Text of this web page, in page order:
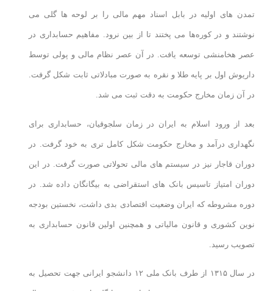
تمدن های اولیه در بابل اسناد مهم مالی را بر لوحه ها گلی می
نوشتند و در کوره‌ها می پختند تا از بین نرود. مفاهیم حسابداری در
عصر هخامنشی توسعه یافت. در آن عصر نظام مالی و پولی توسط
داریوش اول بر پایه طلا و نقره به صورت مبادلاتی ثابت شکل گرفت.
در آن زمان مخارج حکومت به دقت ثبت می شد.
بعد از ورود اسلام به ایران در زمان سلجوقیان، حسابداری برای
نگهداری درآمد و مخارج حکومت شکل کامل تری به خود گرفت. در
دوران قاجار نیز در سیستم های مالی تحولاتی صورت گرفت. در این
دوران امتیاز تاسیس بانک های استقراضی به بیگانگان داده شد. در
دوره مشروطه که ایران وضعیت اقتصادی بدی داشت، نخستین بودجه
نوین کشوری و قانون مالیاتی و همچنین اولین قانون حسابداری به
تصویب رسید.
در سال ۱۳۱۵ از طرف بانک ملی ۱۲ دانشجو ایرانی جهت تحصیل به